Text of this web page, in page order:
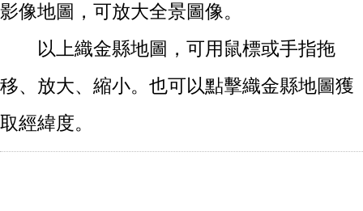
影像地圖，可放大全景圖像。
以上織金縣地圖，可用鼠標或手指拖
移、放大、縮小。也可以點擊織金縣地圖獲
取經緯度。